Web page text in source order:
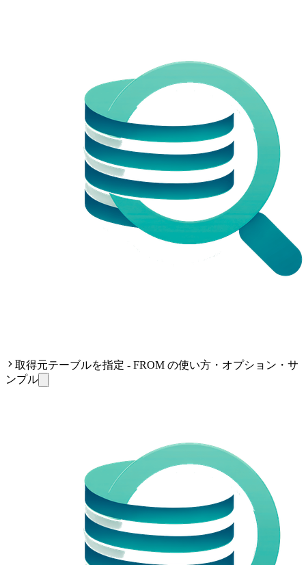
取得元テーブルを指定 - FROM の使い方・オプション・サ
ンプル